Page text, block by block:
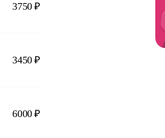
3750 ₽
3450 ₽
6000 ₽